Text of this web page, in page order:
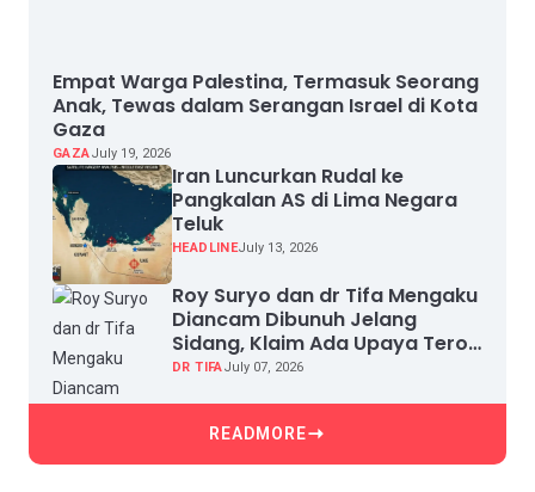
Empat Warga Palestina, Termasuk Seorang
Anak, Tewas dalam Serangan Israel di Kota
Gaza
GAZAJuly 19, 2026
Iran Luncurkan Rudal ke
Pangkalan AS di Lima Negara
Teluk
HEADLINEJuly 13, 2026
Roy Suryo dan dr Tifa Mengaku
Diancam Dibunuh Jelang
Sidang, Klaim Ada Upaya Teror
dan Intimidasi
DR TIFAJuly 07, 2026
READMORE